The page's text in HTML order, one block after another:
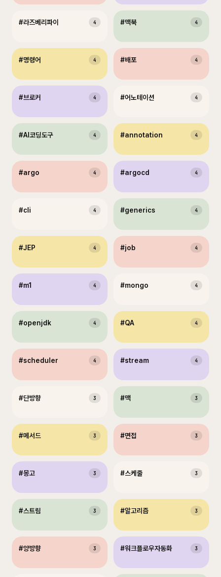
#라즈베리파이 4 #맥북 4
#명령어 4 #배포 4
#브로커 4 #어노테이션 4
#AI코딩도구 4 #annotation 4
#argo 4 #argocd 4
#cli 4 #generics 4
#JEP 4 #job 4
#m1 4 #mongo 4
#openjdk 4 #QA 4
#scheduler 4 #stream 4
#단방향 3 #맥 3
#메서드 3 #면접 3
#몽고 3 #스케줄 3
#스트림 3 #알고리즘 3
#양방향 3 #워크플로우자동화 3